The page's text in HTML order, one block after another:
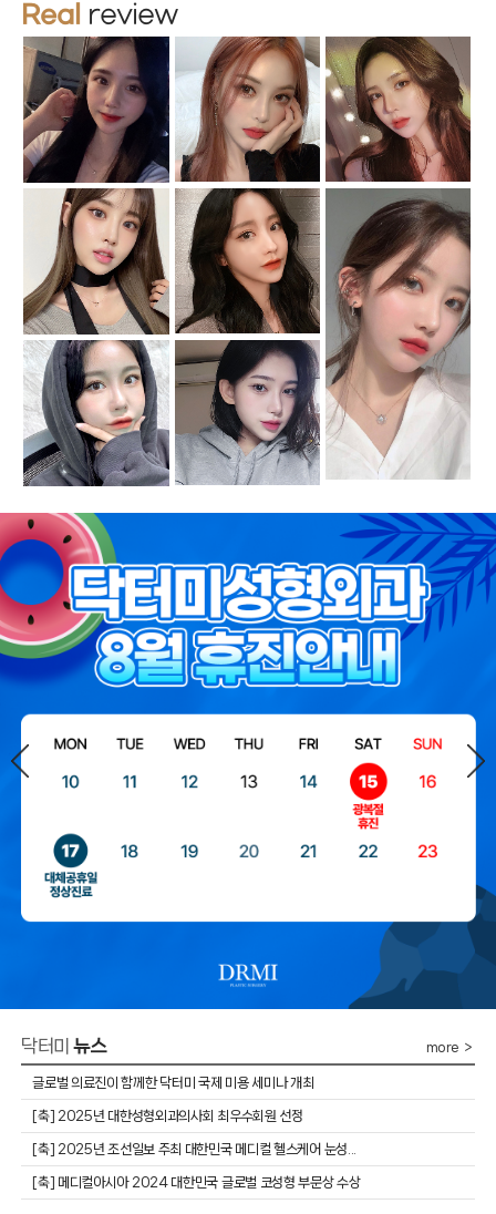
Real review
닥터미뉴스 more ＞
글로벌 의료진이 함께한 닥터미 국제 미용 세미나 개최
​[축] 2025년 대한성형외과의사회 최우수회원 선정
​[축] 2025년 조선일보 주최 대한민국 메디컬 헬스케어 눈성...
[축] 메디컬아시아 2024 대한민국 글로벌 코성형 부문상 수상